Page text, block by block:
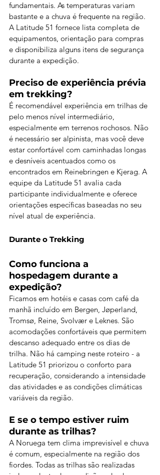
fundamentais. As temperaturas variam
bastante e a chuva é frequente na região.
A Latitude 51 fornece lista completa de
equipamentos, orientação para compras
e disponibiliza alguns itens de segurança
durante a expedição.
Preciso de experiência prévia
em trekking?
É recomendável experiência em trilhas de
pelo menos nível intermediário,
especialmente em terrenos rochosos. Não
é necessário ser alpinista, mas você deve
estar confortável com caminhadas longas
e desníveis acentuados como os
encontrados em Reinebringen e Kjerag. A
equipe da Latitude 51 avalia cada
participante individualmente e oferece
orientações específicas baseadas no seu
nível atual de experiência.
Durante o Trekking
Como funciona a
hospedagem durante a
expedição?
Ficamos em hotéis e casas com café da
manhã incluído em Bergen, Jøperland,
Tromsø, Reine, Svolvær e Leknes. São
acomodações confortáveis que permitem
descanso adequado entre os dias de
trilha. Não há camping neste roteiro - a
Latitude 51 priorizou o conforto para
recuperação, considerando a intensidade
das atividades e as condições climáticas
variáveis da região.
E se o tempo estiver ruim
durante as trilhas?
A Noruega tem clima imprevisível e chuva
é comum, especialmente na região dos
fiordes. Todas as trilhas são realizadas